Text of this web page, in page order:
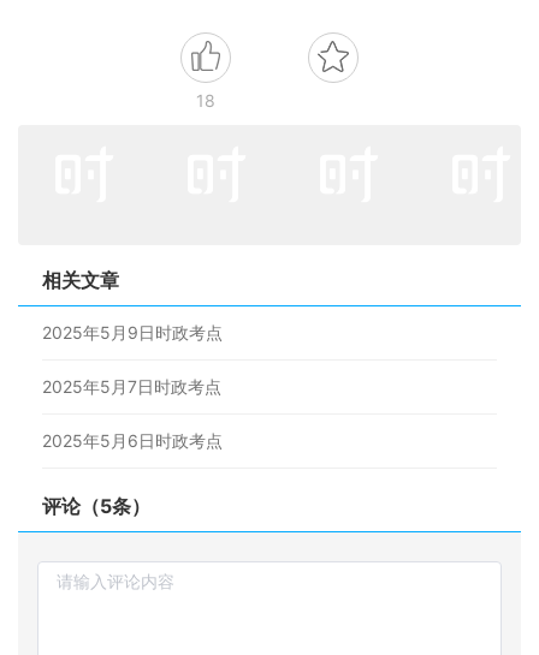
18
相关文章
2025年5月9日时政考点
2025年5月7日时政考点
2025年5月6日时政考点
评论（5条）